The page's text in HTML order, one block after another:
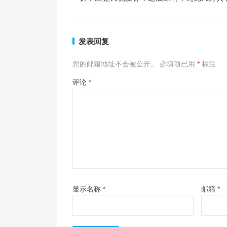
发表回复
您的邮箱地址不会被公开。 必填项已用 * 标注
评论 *
显示名称 * 邮箱 *